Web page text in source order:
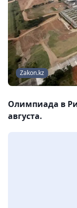
Zakon.kz
Олимпиада в
августа.